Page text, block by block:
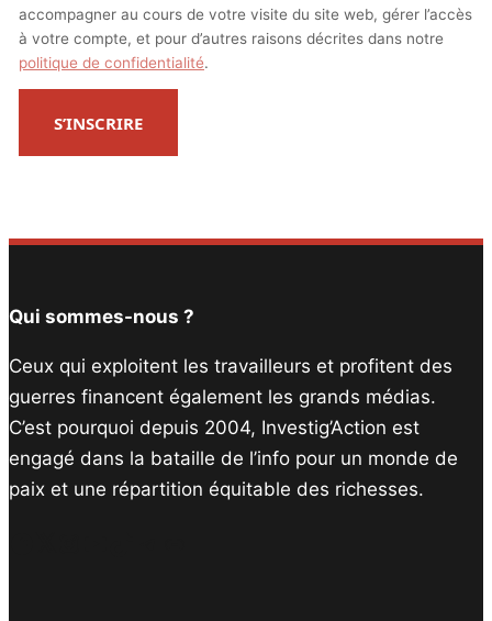
accompagner au cours de votre visite du site web, gérer l’accès
à votre compte, et pour d’autres raisons décrites dans notre
politique de confidentialité.
S’INSCRIRE
Qui sommes-nous ?
Ceux qui exploitent les travailleurs et profitent des
guerres financent également les grands médias.
C’est pourquoi depuis 2004, Investig’Action est
engagé dans la bataille de l’info pour un monde de
paix et une répartition équitable des richesses.